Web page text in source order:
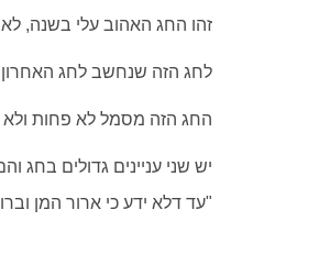
זהו החג האהוב עלי בשנה,
לחג הזה שנחשב לחג
החג הזה מסמל לא פחות ולא
יש שני עניינים גדולים
"עד דלא ידע כי ארור המן